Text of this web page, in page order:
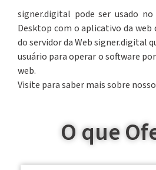
signer.digital pode ser usado
Desktop com o aplicativo da
do servidor da Web signer.digital
usuário para operar o software
web.
Visite para saber mais sobre nosso
O que